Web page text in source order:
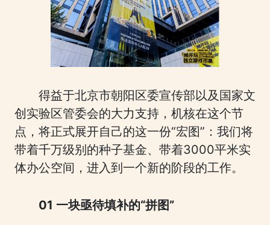
得益于北京市朝阳区委宣传部以及国家文
创实验区管委会的大力支持，机核在这个节
点，将正式展开自己的这一份“宏图”：我们将
带着千万级别的种子基金、带着3000平米实
体办公空间，进入到一个新的阶段的工作。
01 一块亟待填补的“拼图”